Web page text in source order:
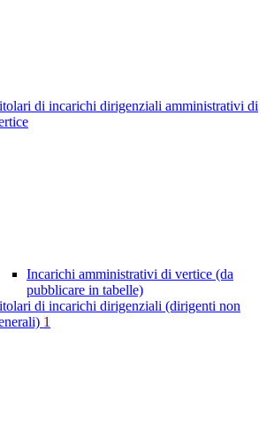
di incarichi dirigenziali amministrativi di
Incarichi amministrativi di vertice (da
pubblicare in tabelle)
di incarichi dirigenziali (dirigenti non
1